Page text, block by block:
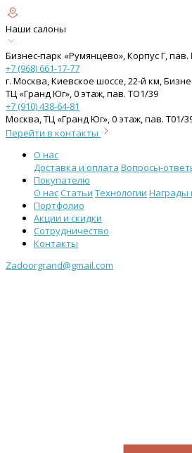
Наши салоны
Бизнес-парк «Румянцево», Корпус Г,
+7 (968) 661-17-77
г. Москва, Киевское шоссе, 22-й км,
ТЦ «Гранд Юг», 0 этаж, пав. ТО1/39
+7 (910) 438-64-81
Москва, ТЦ «Гранд Юг», 0 этаж, пав. Т01/
Перейти в контакты
О нас
Доставка и оплата Вопросы-
Покупателю
О насСтатьи Технологии Награды
Портфолио
Акции и скидки
Сотрудничество
Контакты
Zadoorgrand@gmail.com